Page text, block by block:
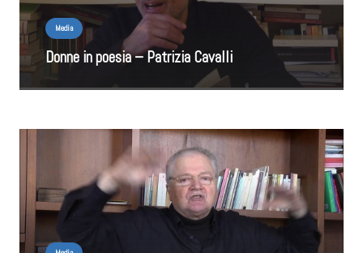
Media
Donne in poesia – Patrizia Cavalli